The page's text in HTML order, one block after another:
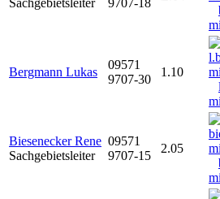
Sachgebietsleiter
9707-18
Bergmann Lukas
09571
9707-30
1.10
Biesenecker Rene
Sachgebietsleiter
09571
9707-15
2.05